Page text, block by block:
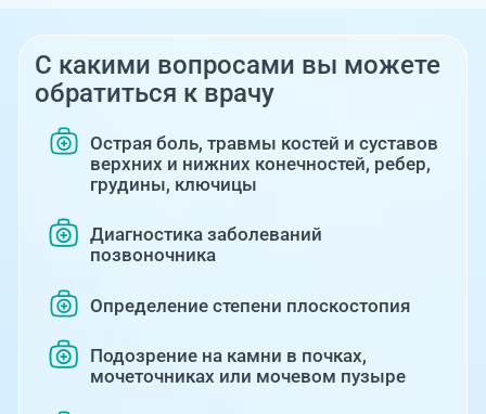
С какими вопросами вы можете
обратиться к врачу
Острая боль, травмы костей и суставов
верхних и нижних конечностей, ребер,
грудины, ключицы
Диагностика заболеваний
позвоночника
Определение степени плоскостопия
Подозрение на камни в почках,
мочеточниках или мочевом пузыре